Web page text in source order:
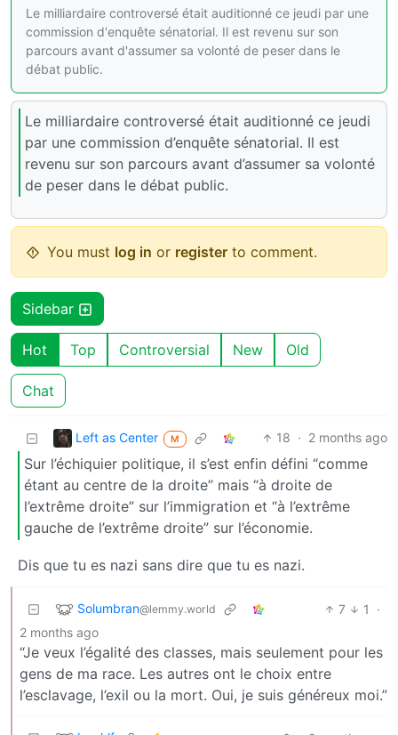
Le milliardaire controversé était auditionné ce jeudi par une
commission d'enquête sénatorial. Il est revenu sur son
parcours avant d'assumer sa volonté de peser dans le
débat public.
Le milliardaire controversé était auditionné ce jeudi
par une commission d’enquête sénatorial. Il est
revenu sur son parcours avant d’assumer sa volonté
de peser dans le débat public.
You must log in or register to comment.
Sidebar
Hot Top Controversial New Old
Chat
Left as Center M 18 · 2 months ago
Sur l’échiquier politique, il s’est enfin défini “comme
étant au centre de la droite” mais “à droite de
l’extrême droite” sur l’immigration et “à l’extrême
gauche de l’extrême droite” sur l’économie.
Dis que tu es nazi sans dire que tu es nazi.
Solumbran@lemmy.world 7 1
·
2 months ago
“Je veux l’égalité des classes, mais seulement pour les
gens de ma race. Les autres ont le choix entre
l’esclavage, l’exil ou la mort. Oui, je suis généreux moi.”